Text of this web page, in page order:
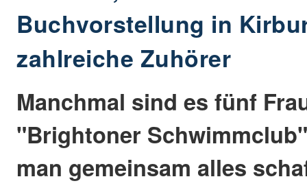
Buchvorstellung in
zahlreiche Zuhörer
Manchmal sind es fünf
"Brightoner
man gemeinsam alles